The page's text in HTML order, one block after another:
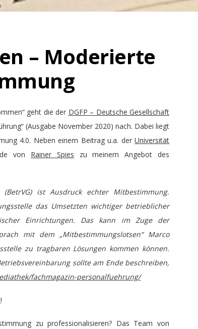
– Moderierte
geht die der DGFP – Deutsche Gesellschaft
(Ausgabe November 2020) nach. Dabei liegt
4.0. Neben einem Beitrag u.a. der Universität
von Rainer Spies zu meinem Angebot des
(BetrVG) ist Ausdruck echter Mitbestimmung.
das Umsetzten wichtiger betrieblicher
Einrichtungen. Das kann im Zuge der
mit dem „Mitbestimmungslotsen“ Marco
zu tragbaren Lösungen kommen können.
sollte am Ende beschreiben,
fachmagazin-personalfuehrung/
!
zu professionalisieren? Das Team von